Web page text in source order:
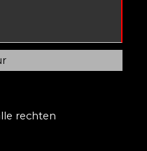
rechten